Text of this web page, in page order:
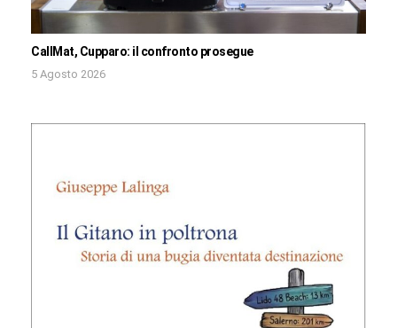
CallMat, Cupparo: il confronto prosegue
5 Agosto 2026